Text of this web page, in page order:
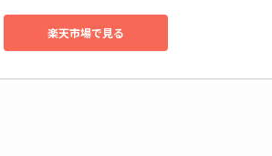
楽天市場で見る